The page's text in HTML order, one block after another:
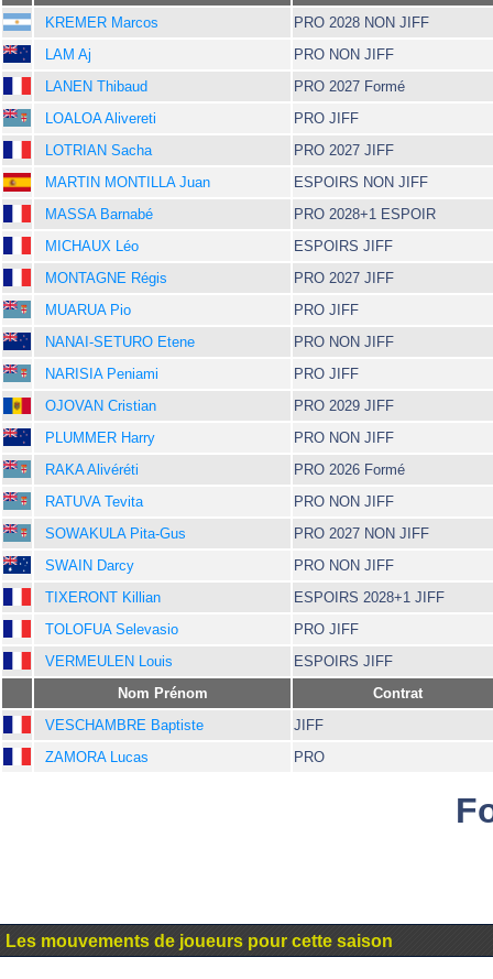
KREMER Marcos
PRO 2028 NON JIFF
LAM Aj
PRO NON JIFF
LANEN Thibaud
PRO 2027 Formé
LOALOA Alivereti
PRO JIFF
LOTRIAN Sacha
PRO 2027 JIFF
MARTIN MONTILLA Juan
ESPOIRS NON JIFF
MASSA Barnabé
PRO 2028+1 ESPOIR
MICHAUX Léo
ESPOIRS JIFF
MONTAGNE Régis
PRO 2027 JIFF
MUARUA Pio
PRO JIFF
NANAI-SETURO Etene
PRO NON JIFF
NARISIA Peniami
PRO JIFF
OJOVAN Cristian
PRO 2029 JIFF
PLUMMER Harry
PRO NON JIFF
RAKA Alivéréti
PRO 2026 Formé
RATUVA Tevita
PRO NON JIFF
SOWAKULA Pita-Gus
PRO 2027 NON JIFF
SWAIN Darcy
PRO NON JIFF
TIXERONT Killian
ESPOIRS 2028+1 JIFF
TOLOFUA Selevasio
PRO JIFF
VERMEULEN Louis
ESPOIRS JIFF
Nom Prénom
Contrat
VESCHAMBRE Baptiste
JIFF
ZAMORA Lucas
PRO
Les mouvements de joueurs pour cette saison